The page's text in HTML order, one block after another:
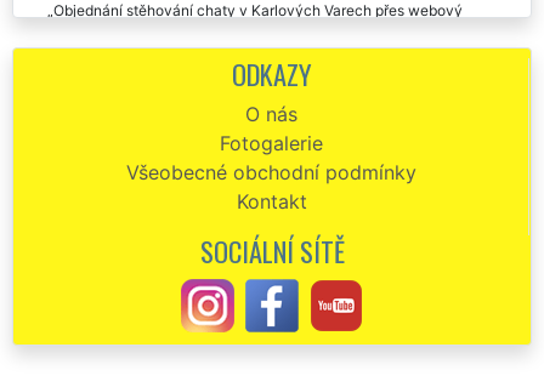
objednávkový formulář bylo velmi jednoduché a rychlé. Technici se mi
ozvali během 0,5 hod. Samotné stěhování chaty proběhlo naprosto
Společnost EXTRA STĚHOVÁNÍ nám zajišťovala vystěhování nově
zakoupené zemědělské usedlosti v Karlových Varech. Profesionální a
vřelý přístup všech zaměstnanců této společnosti bych ohodnotil na
Chalupu v Karlových Varech jsme stěhovali pomocí společnosti
EXTRA SLUŽBY. S jejich prací jsme byli maximálně spokojeni.
Chtěla bych poděkovat pánům ze společnosti EXTRA STĚHOVÁNÍ
za jejich včerejší, špičkově odvedenou práci při stěhování mé chaty v
ODKAZY
O nás
Fotogalerie
Všeobecné obchodní podmínky
Kontakt
SOCIÁLNÍ SÍTĚ